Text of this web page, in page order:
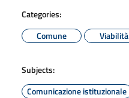
Categories:
Comune
Viabilità
Subjects:
Comunicazione istituzionale